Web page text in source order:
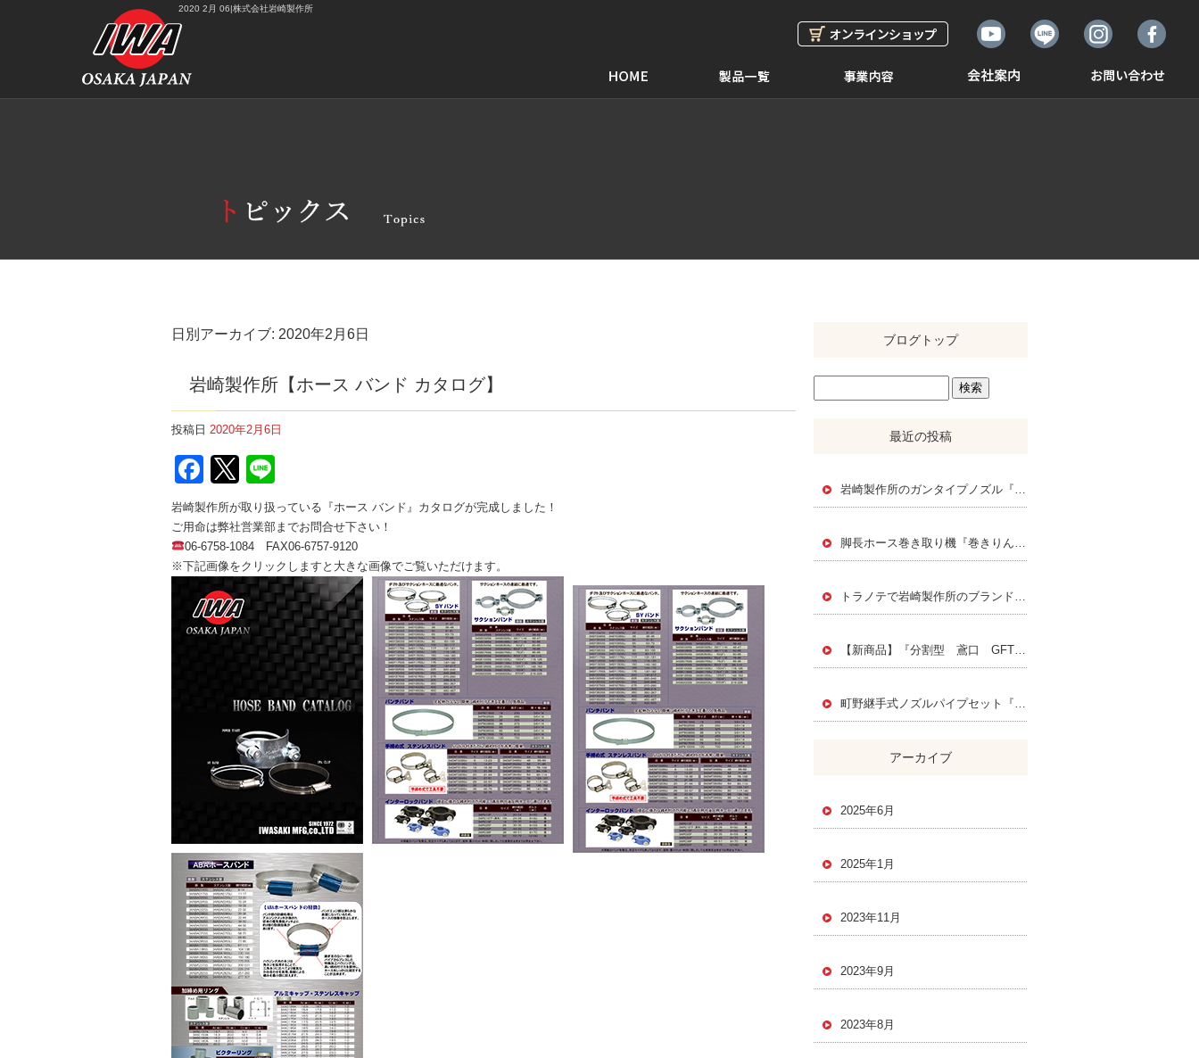
2020 2月 06|株式会社岩崎製作所
日別アーカイブ: 2020年2月6日
岩崎製作所【ホース バンド カタログ】
投稿日 2020年2月6日
Facebook
Twitter
岩崎製作所が取り扱っている『ホース バンド』カタログが完成しました！
ご用命は弊社営業部までお問合せ下さい！
06-6758-1084 FAX06-6757-9120
※下記画像をクリックしますと大きな画像でご覧いただけます。
ブログトップ
最近の投稿
岩崎製作所のガンタイプノズル『スエヒロジェットノズル』
脚長ホース巻き取り機『巻きりん』 Instagramで紹介されました！
トラノテで岩崎製作所のブランドページを公開されました！
【新商品】『分割型 鳶口 GFT』PAT.P
町野継手式ノズルパイプセット『FMK』
アーカイブ
2025年6月
2025年1月
2023年11月
2023年9月
2023年8月